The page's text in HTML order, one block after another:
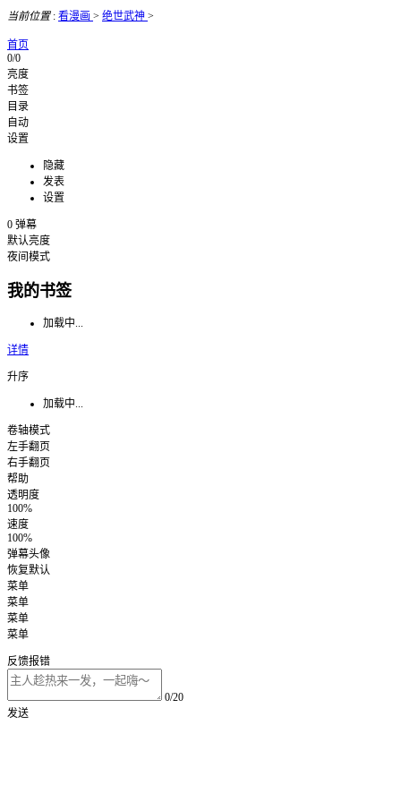
当前位置: 看漫画 > 绝世武神 >
首页
0/0
亮度
书签
目录
自动
设置
隐藏
发表
设置
0 弹幕
默认亮度
夜间模式
我的书签
加载中...
详情
升序
加载中...
卷轴模式
左手翻页
右手翻页
帮助
透明度
100%
速度
100%
弹幕头像
恢复默认
菜单
菜单
菜单
菜单
反馈报错
0/20
发送